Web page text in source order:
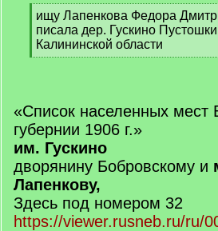
[
q
]
ищу Лапенкова Федора
писала дер. Гускино
Калининской области
[
«Список населенных мест
губернии 1906 г.»
им. Гускино
дворянину Бобровскому и
Лапенкову,
Здесь под номером 32
https://viewer.rusneb.ru/ru/